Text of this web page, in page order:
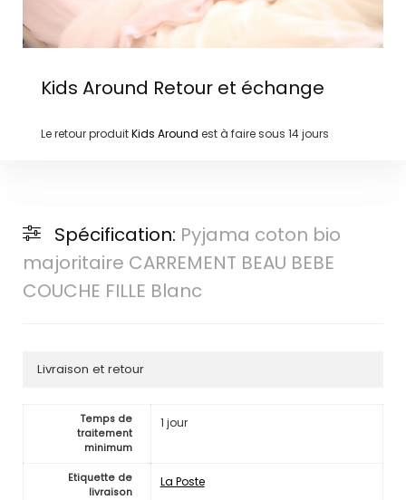
Kids Around Retour et échange
Le retour produitKids Around est à faire sous 14 jours
Spécification: Pyjama coton bio
majoritaire CARREMENT BEAU BEBE
COUCHE FILLE Blanc
Livraison et retour
Temps de
traitement
minimum
1 jour
Etiquette de
livraison
La Poste